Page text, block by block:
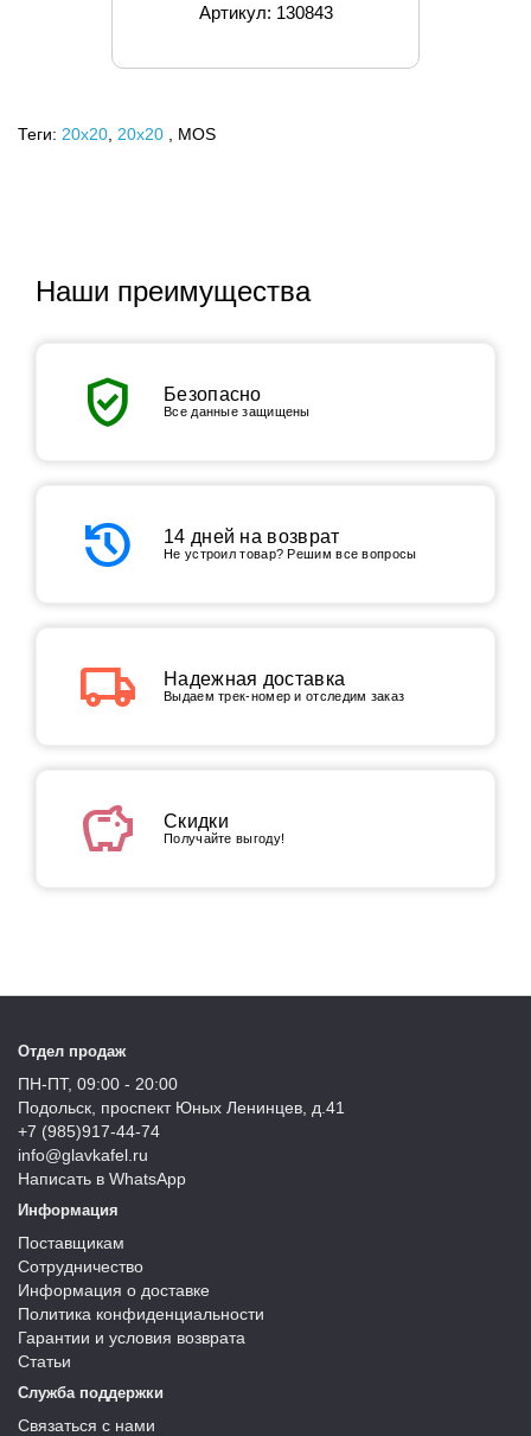
Артикул: 130843
Теги: 20x20 20х20 , MOS
Наши преимущества
verified_user Безопасно
Все данные защищены
history 14 дней на возврат
Не устроил товар? Решим все вопросы
local_shipping Надежная доставка
Выдаем трек-номер и отследим заказ
savings Скидки
Получайте выгоду!
Отдел продаж
ПН-ПТ, 09:00 - 20:00
Подольск, проспект Юных Ленинцев, д.41
+7 (985)917-44-74
info@glavkafel.ru
Написать в WhatsApp
Информация
Поставщикам
Сотрудничество
Информация о доставке
Политика конфиденциальности
Гарантии и условия возврата
Статьи
Служба поддержки
Связаться с нами